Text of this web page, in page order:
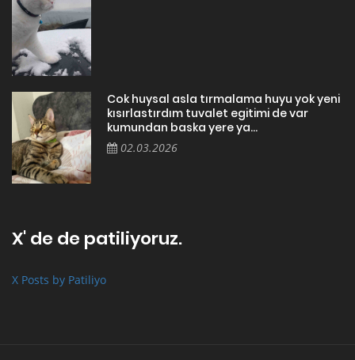
Cok huysal asla tırmalama huyu yok yeni
kısırlastırdım tuvalet egitimi de var
kumundan baska yere ya...
02.03.2026
X' de de patiliyoruz.
X Posts by Patiliyo